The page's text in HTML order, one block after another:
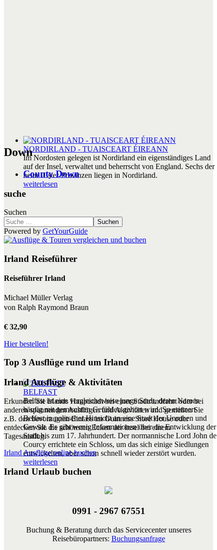
NORDIRLAND - TUAISCEART ÉIREANN
Im Nordosten gelegen ist Nordirland ein eigenständiges Land
auf der Insel, verwaltet und beherrscht von England. Sechs der
neun Ulster-Provinzen liegen in Nordirland.
weiterlesen
BELFAST
Belfast ist eine vergleichsweise junge Stadt, deren Namen
häufig mit gemischten Gefühlen gehört wird. So erinnert
Belfast in politscher Hinsicht an eine Stadt der Unruhen und
Gewalt. Es gibt wenig Informationen über die Entwicklung der
Stadt bis zum 17. Jahrhundert. Der normannische Lord John de
Courcy errichtete ein Schloss, um das sich einige Siedlungen
entwickelten, aber schon schnell wieder zerstört wurden.
weiterlesen
Down
County Down
suche
Suchen
Suchen
Powered by GetYourGuide
Irland Reiseführer
Reiseführer Irland
Michael Müller Verlag
von Ralph Raymond Braun
€ 32,90
Hier bestellen!
Top 3 Ausflüge rund um Irland
Irland Ausflüge & Aktivitäten
Erkunden Sie Irlands Hauptstadt bei einer Stadtrundfahrt oder bei
anderen spannenden Ausflügen und Aktivitäten und genießen Sie
z.B. den bevorzugten Einlass im Guinness Store House oder
entdecken Sie die schönsten Ecken der Insel bei einem
Tagesausflug.
Irland Ausflüge online buchen
Irland Urlaub buchen
0991 - 2967 67551
Buchung & Beratung durch das Servicecenter unseres
Reisebüropartners: Buchungsanfrage